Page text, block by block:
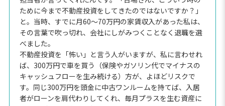
ために今まで不動産投資をしてきたのではないですか？」
と。当時、すでに月60〜70万円の家賃収入があった私は、
その言葉で吹っ切れ、会社にしがみつくことなく退職を選
べました。
不動産投資を「怖い」と言う人がいますが、私に言わせれ
ば、300万円で車を買う（保険やガソリン代でマイナスの
キャッシュフローを生み続ける）方が、よほどリスクで
す。同じ300万円を頭金に中古ワンルームを持てば、入居
者がローンを肩代わりしてくれ、毎月プラスを生む資産に